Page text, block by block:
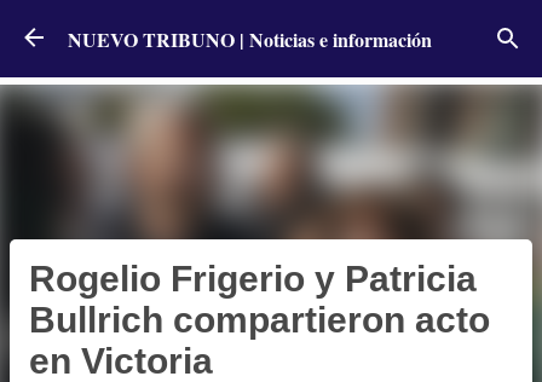
Ir al contenido principal
NUEVO TRIBUNO | Noticias e información
Rogelio Frigerio y Patricia
Bullrich compartieron acto
en Victoria